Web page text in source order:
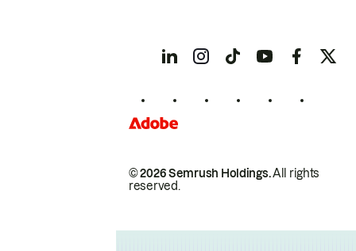
© 2026 Semrush Holdings.All rights
reserved.